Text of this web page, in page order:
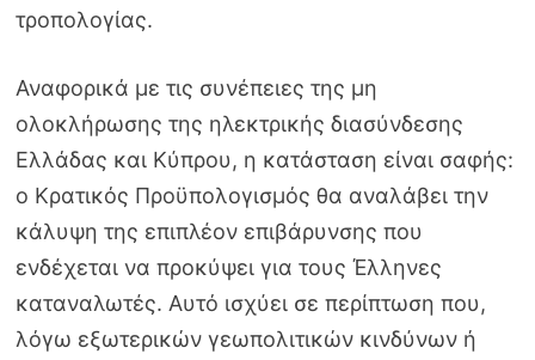
τροπολογίας.
Αναφορικά με τις συνέπειες της μη
ολοκλήρωσης της ηλεκτρικής διασύνδεσης
Ελλάδας και Κύπρου, η κατάσταση είναι σαφής:
ο Κρατικός Προϋπολογισμός θα αναλάβει την
κάλυψη της επιπλέον επιβάρυνσης που
ενδέχεται να προκύψει για τους Έλληνες
καταναλωτές. Αυτό ισχύει σε περίπτωση που,
λόγω εξωτερικών γεωπολιτικών κινδύνων ή